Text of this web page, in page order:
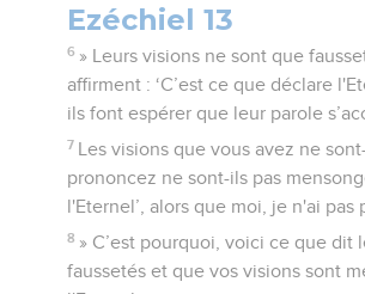
Ezéchiel 13
6 » Leurs visions ne sont que
affirment : ‘C’est ce que déclare
ils font espérer que leur parole
7
Les visions que vous avez ne
prononcez ne sont-ils pas
l'Eternel’, alors que moi, je n'ai pas
8 » C’est pourquoi, voici ce que dit
faussetés et que vos visions sont